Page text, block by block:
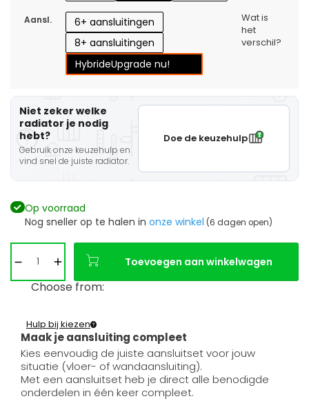
Aansl.
6+ aansluitingen
8+ aansluitingen
HybrideUpgrade nu!
Wat is
het
verschil?
Niet zeker welke
radiator je nodig
hebt?
Gebruik onze keuzehulp en
vind snel de juiste radiator.
Doe de keuzehulp
Op voorraad
Nog sneller op te halen in onze winkel (6 dagen open)
Toevoegen aan winkelwagen
Choose from:
Maak je aansluiting compleet
Hulp bij kiezen
Kies eenvoudig de juiste aansluitset voor jouw
situatie (vloer- of wandaansluiting).
Met een aansluitset heb je direct alle benodigde
onderdelen in één keer compleet.